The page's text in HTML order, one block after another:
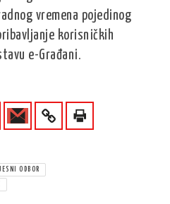
vremena pojedinog
korisničkih
e-Građani.
ODBOR